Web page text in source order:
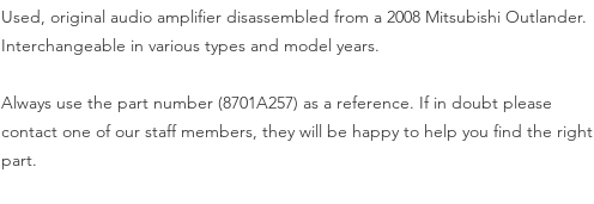
Used, original audio amplifier disassembled from a 2008 Mitsubishi Outlander.
Interchangeable in various types and model years.
Always use the part number (8701A257) as a reference. If in doubt please
contact one of our staff members, they will be happy to help you find the right
part.